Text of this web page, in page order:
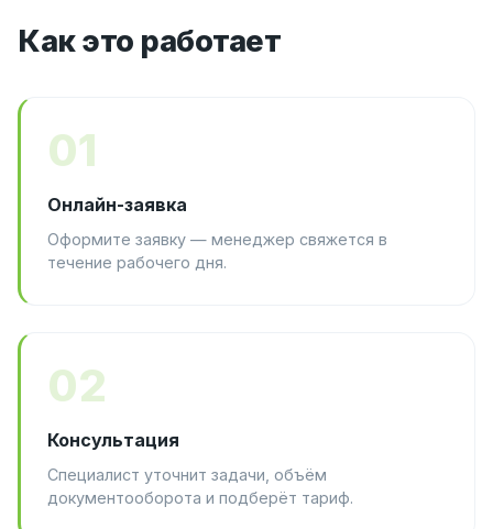
Как это работает
01
Онлайн-заявка
Оформите заявку — менеджер свяжется в
течение рабочего дня.
02
Консультация
Специалист уточнит задачи, объём
документооборота и подберёт тариф.